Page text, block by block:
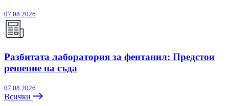
07.08.2026
Разбитата лаборатория за фентанил: Предстои
решение на съда
07.08.2026
Всички